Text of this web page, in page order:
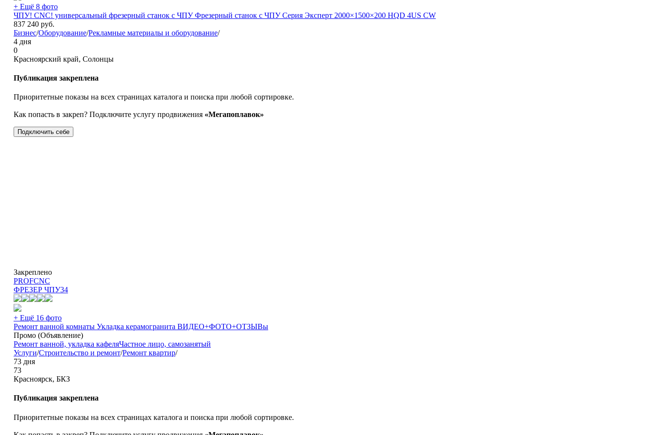
+ Ещё 8 фото
ЧПУ! CNC! универсальный фрезерный станок с ЧПУ Фрезерный станок с ЧПУ Серия Эксперт 2000×1500×200 HQD 4US CW
837 240 руб.
Бизнес/Оборудование/Рекламные материалы и оборудование/
4 дня
0
Красноярский край, Солонцы
Публикация закреплена
Приоритетные показы на всех страницах каталога и поиска при любой сортировке.
Как попасть в закреп? Подключите услугу продвижения «Мегапоплавок»
Подключить себе
Закреплено
PROFCNC
ФРЕЗЕР ЧПУ34
+ Ещё 16 фото
Ремонт ванной комнаты Укладка керамогранита ВИДЕО+ФОТО+ОТЗЫВы
Промо (Объявление)
Ремонт ванной, укладка кафеляЧастное лицо, самозанятый
Услуги/Строительство и ремонт/Ремонт квартир/
73 дня
73
Красноярск, БКЗ
Публикация закреплена
Приоритетные показы на всех страницах каталога и поиска при любой сортировке.